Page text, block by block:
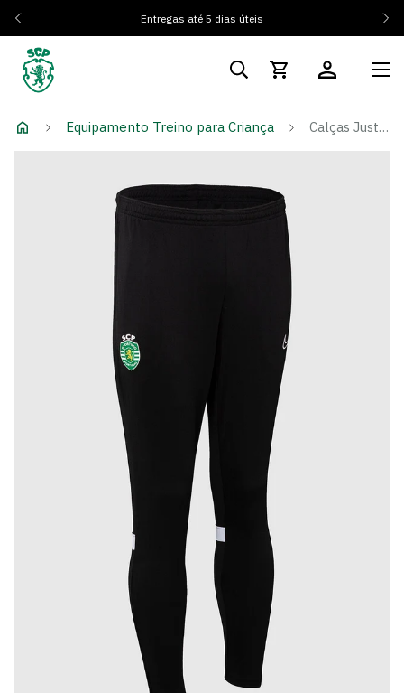
Entregas até 5 dias úteis
Equipamento Treino para Criança Calças Justas de Treino Pretas - Criança